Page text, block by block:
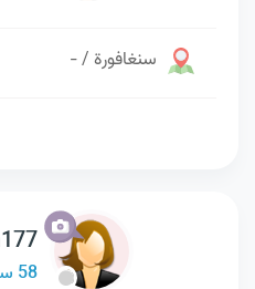
سنغافورة / -
58 سنة من سنغافورة